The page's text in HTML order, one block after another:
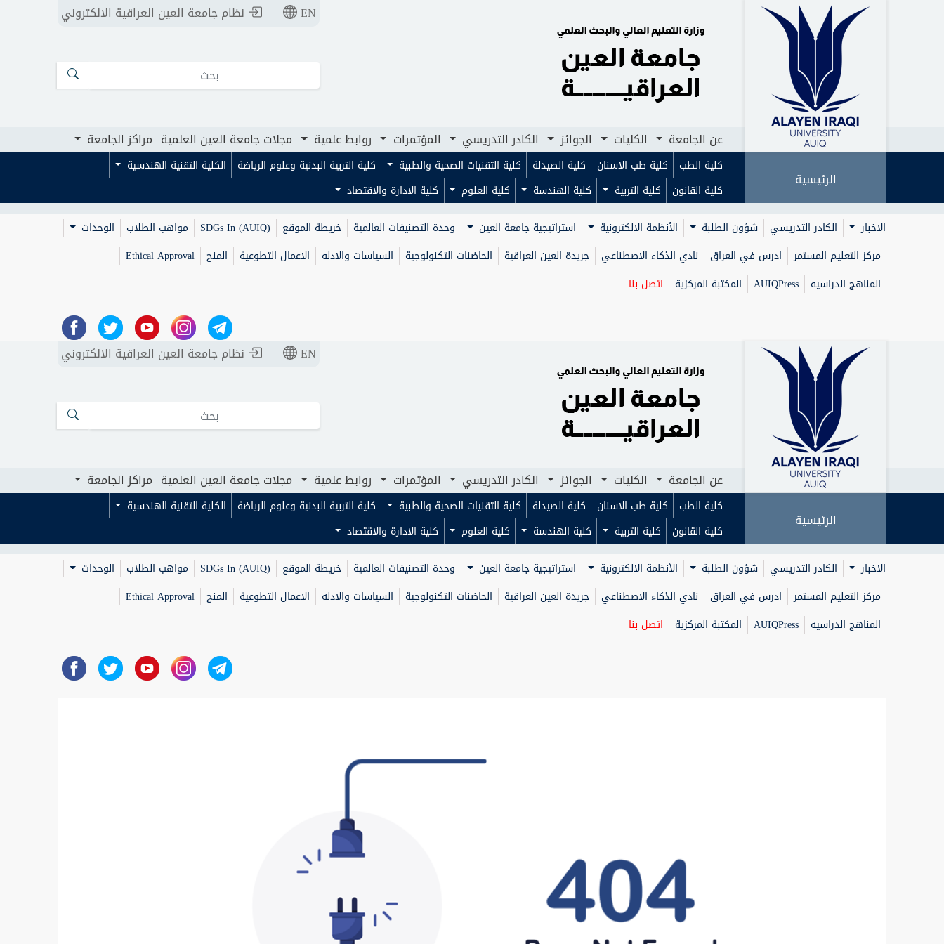
الرئيسية الكليات الجوائز الكادر التدريسي مجلات جامعة العين العلمية مراكز الجامعة
EN نظام جامعة العين العراقية الالكتروني
عن الجامعة الكليات الجوائز الكادر التدريسي المؤتمرات روابط علمية مجلات جامعة العين العلمية مراكز الجامعة
الرئيسية
كلية الطب كلية طب الاسنان كلية الصيدلة كلية التقنيات الصحية والطبية كلية التربية البدنية وعلوم الرياضة
الكلية التقنية الهندسية
كلية القانون
كلية التربية كلية الهندسة كلية العلوم
كلية الادارة والاقتصاد
الاخبار
الكادر التدريسي شؤون الطلبة الأنظمة الالكترونية استراتيجية جامعة العين وحدة التصنيفات العالمية خريطة الموقع SDGs In (AUIQ) مواهب الطلاب
الوحدات
مركز التعليم المستمر
ادرس في العراق نادي الذكاء الاصطناعي جريدة العين العراقية الحاضنات التكنولوجية السياسات والادله الاعمال التطوعية المنح
Ethical Approval
المناهج الدراسيه
AUIQPress المكتبة المركزية اتصل بنا
الرئيسية الكليات الجوائز الكادر التدريسي مجلات جامعة العين العلمية مراكز الجامعة
EN نظام جامعة العين العراقية الالكتروني
عن الجامعة الكليات الجوائز الكادر التدريسي المؤتمرات روابط علمية مجلات جامعة العين العلمية مراكز الجامعة
الرئيسية
كلية الطب كلية طب الاسنان كلية الصيدلة كلية التقنيات الصحية والطبية كلية التربية البدنية وعلوم الرياضة
الكلية التقنية الهندسية
كلية القانون
كلية التربية كلية الهندسة كلية العلوم
كلية الادارة والاقتصاد
الاخبار
الكادر التدريسي شؤون الطلبة الأنظمة الالكترونية استراتيجية جامعة العين وحدة التصنيفات العالمية خريطة الموقع SDGs In (AUIQ) مواهب الطلاب
الوحدات
مركز التعليم المستمر
ادرس في العراق نادي الذكاء الاصطناعي جريدة العين العراقية الحاضنات التكنولوجية السياسات والادله الاعمال التطوعية المنح
Ethical Approval
المناهج الدراسيه
AUIQPress المكتبة المركزية اتصل بنا